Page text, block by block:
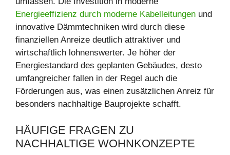
Energieeffizienz durch moderne Kabelleitungen und
innovative Dämmtechniken wird durch diese
finanziellen Anreize deutlich attraktiver und
wirtschaftlich lohnenswerter. Je höher der
Energiestandard des geplanten Gebäudes, desto
umfangreicher fallen in der Regel auch die
Förderungen aus, was einen zusätzlichen Anreiz für
besonders nachhaltige Bauprojekte schafft.
HÄUFIGE FRAGEN ZU
NACHHALTIGE WOHNKONZEPTE